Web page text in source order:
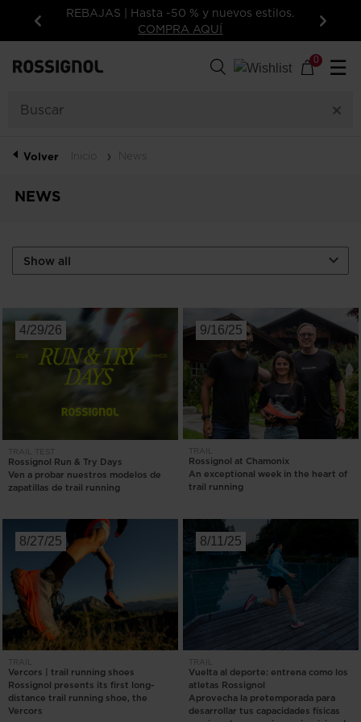
Anterior
REBAJAS | Hasta -50 % y nuevos estilos.
COMPRA AQUÍ
0 ☰
Volver Inicio News
NEWS
4/29/26
TRAIL TEST
Rossignol Run & Try Days
Ven a probar nuestros modelos de
zapatillas de trail running
9/16/25
TRAIL
Rossignol at Chamonix
An exceptional week in the heart of
trail running
8/27/25
TRAIL
Vercors | trail running shoes
Rossignol presents its first long-
distance trail running shoe, the
Vercors
8/11/25
TRAIL
Vuelta al deporte: entrena como los
atletas Rossignol
Aprovecha la pretemporada para
desarrollar tus capacidades físicas